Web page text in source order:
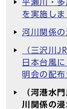
平瀬川・
を実施しま
河川関係
（三沢川
日本台風
明会の配
（河港水
川関係の